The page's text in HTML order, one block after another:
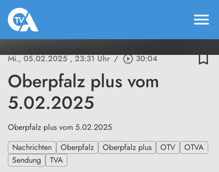
menu
Mi., 05.02.2025, 23:31 Uhr / play_circle_outline30:04 bookmark_border
Oberpfalz plus vom
5.02.2025
Oberpfalz plus vom 5.02.2025
Nachrichten
Oberpfalz Oberpfalz plus OTV
OTVA
Sendung
TVA